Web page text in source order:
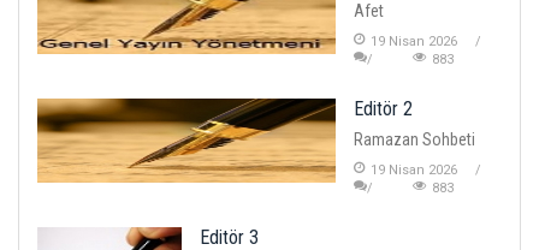
Afet
19 Nisan 2026
883
Editör 2
Ramazan Sohbeti
19 Nisan 2026
883
Editör 3